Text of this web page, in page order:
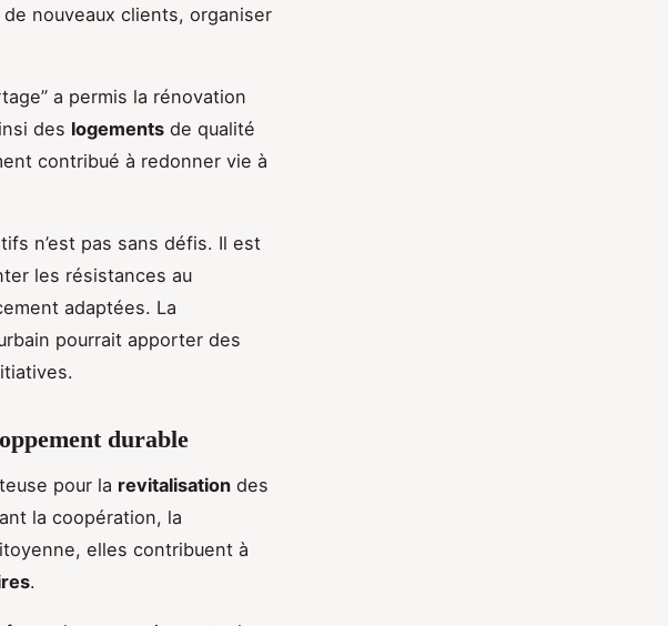
nouveaux clients, organiser
a permis la rénovation
des logements de qualité
contribué à redonner vie à
n’est pas sans défis. Il est
les résistances au
adaptées. La
pourrait apporter des
durable
pour la revitalisation des
la coopération, la
elles contribuent à
.